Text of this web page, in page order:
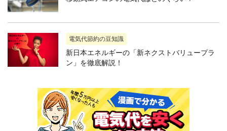
電気代節約の豆知識
新日本エネルギーの「新ネクストバリュープラ
ン」を徹底解説！